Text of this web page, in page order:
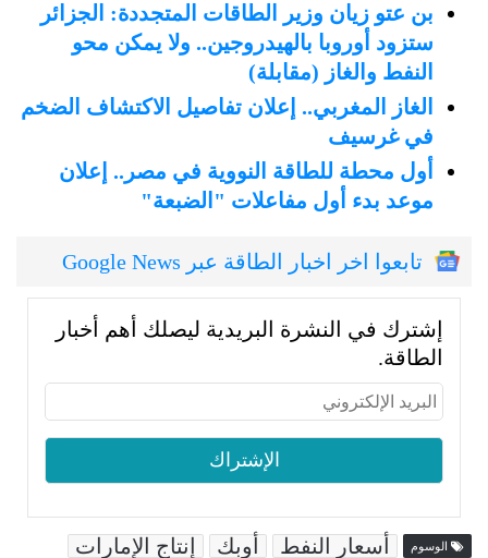
بن عتو زيان وزير الطاقات المتجددة: الجزائر
ستزود أوروبا بالهيدروجين.. ولا يمكن محو
النفط والغاز (مقابلة)
الغاز المغربي.. إعلان تفاصيل الاكتشاف الضخم
في غرسيف
أول محطة للطاقة النووية في مصر.. إعلان
موعد بدء أول مفاعلات "الضبعة"
تابعوا اخر اخبار الطاقة عبر Google News
إشترك في النشرة البريدية ليصلك أهم أخبار
الطاقة.
الوسوم أسعار النفط أوبك
إنتاج الإمارات